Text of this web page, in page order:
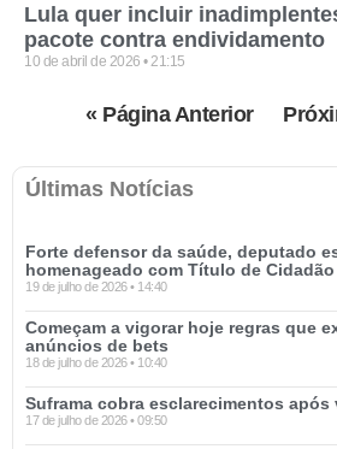
Lula quer incluir
pacote contra endividamento
10 de abril de 2026 21:15
« Página Anterior
Últimas Notícias
Forte defensor da saúde, deputado
homenageado com Título de
19 de julho de 2026 14:40
Começam a vigorar hoje regras que
anúncios de bets
18 de julho de 2026 10:40
Suframa cobra esclarecimentos após
17 de julho de 2026 09:50